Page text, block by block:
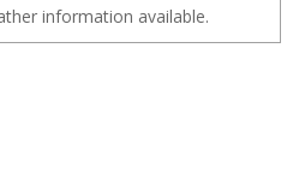
information available.